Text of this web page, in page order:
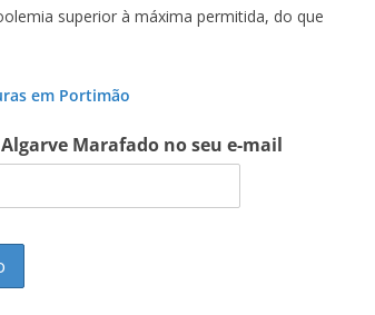
superior à máxima permitida, do que
em Portimão
Marafado no seu e-mail
sacristia da Igreja de Santa Maria?!…